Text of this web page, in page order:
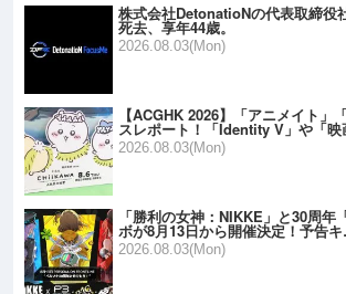
株式会社DetonatioNの代表取締役
死去、享年44歳。
2026.08.03(Mon)
【ACGHK 2026】「アニメイト
スレポート！「Identity V」や「
2026.08.03(Mon)
「勝利の女神：NIKKE」と30周年
ボが8月13日から開催決定！予告
2026.08.03(Mon)